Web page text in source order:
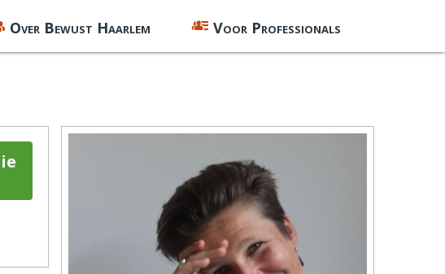
Over Bewust Haarlem Voor Professionals